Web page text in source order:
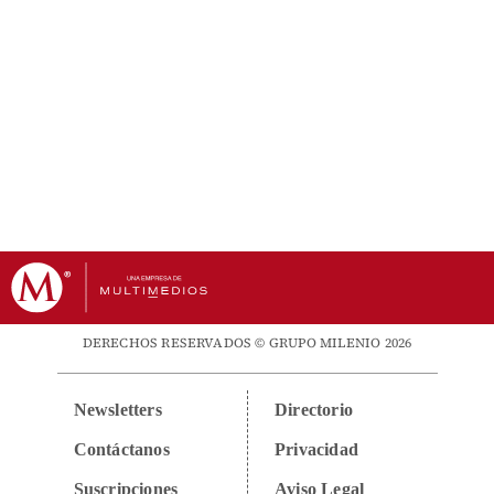
DERECHOS RESERVADOS © GRUPO MILENIO 2026
Newsletters
Contáctanos
Suscripciones
Directorio
Privacidad
Aviso Legal